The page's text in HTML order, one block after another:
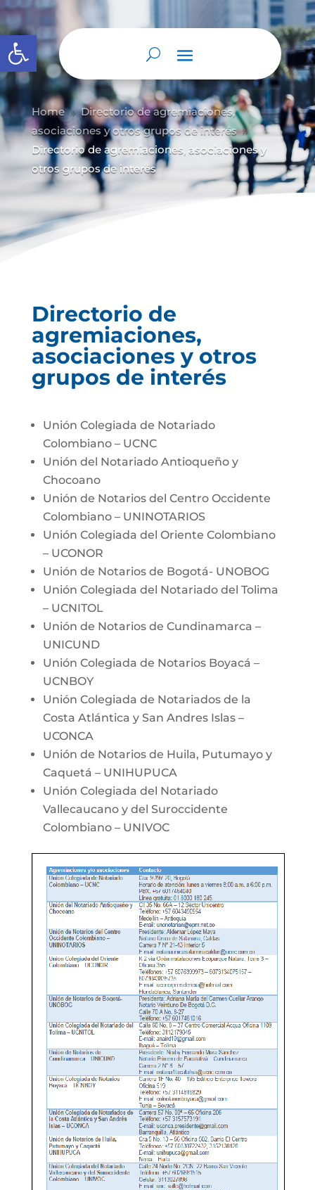
Abrir barra de herramientas
Home 9 Directorio de agremiaciones,
asociaciones y otros grupos de interés 9
Directorio de agremiaciones, asociaciones y
otros grupos de interés
Directorio de
agremiaciones,
asociaciones y otros
grupos de interés
Unión Colegiada de Notariado
Colombiano – UCNC
Unión del Notariado Antioqueño y
Chocoano
Unión de Notarios del Centro Occidente
Colombiano – UNINOTARIOS
Unión Colegiada del Oriente Colombiano
– UCONOR
Unión de Notarios de Bogotá- UNOBOG
Unión Colegiada del Notariado del Tolima
– UCNITOL
Unión de Notarios de Cundinamarca –
UNICUND
Unión Colegiada de Notarios Boyacá –
UCNBOY
Unión Colegiada de Notariados de la
Costa Atlántica y San Andres Islas –
UCONCA
Unión de Notarios de Huila, Putumayo y
Caquetá – UNIHUPUCA
Unión Colegiada del Notariado
Vallecaucano y del Suroccidente
Colombiano – UNIVOC